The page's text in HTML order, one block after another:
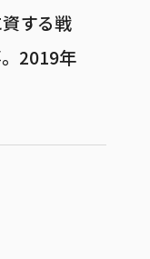
する戦
2019年